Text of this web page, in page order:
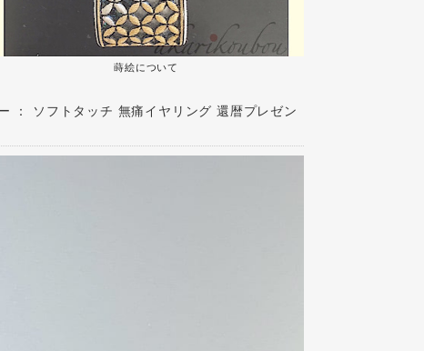
蒔絵について
： ソフトタッチ 無痛イヤリング 還暦プレゼン